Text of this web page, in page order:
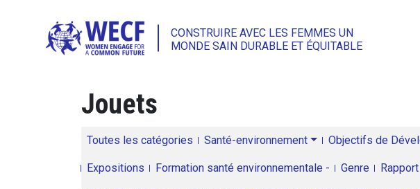
CONSTRUIRE AVEC LES FEMMES UN
MONDE SAIN DURABLE ET ÉQUITABLE
Jouets
Toutes les catégories Santé-environnement Objectifs de
Expositions Formation santé environnementale - Genre